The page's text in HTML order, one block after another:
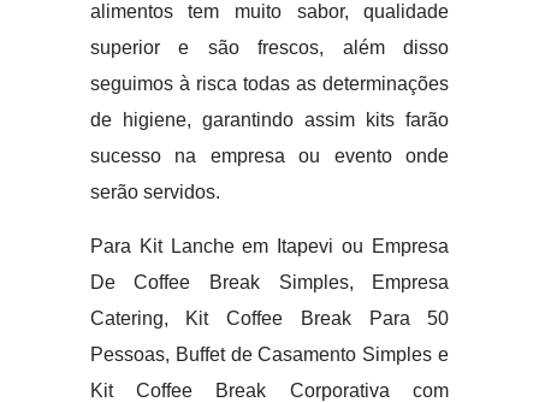
alimentos tem muito sabor, qualidade
superior e são frescos, além disso
seguimos à risca todas as determinações
de higiene, garantindo assim kits farão
sucesso na empresa ou evento onde
serão servidos.
Para Kit Lanche em Itapevi ou Empresa
De Coffee Break Simples, Empresa
Catering, Kit Coffee Break Para 50
Pessoas, Buffet de Casamento Simples e
Kit Coffee Break Corporativa com